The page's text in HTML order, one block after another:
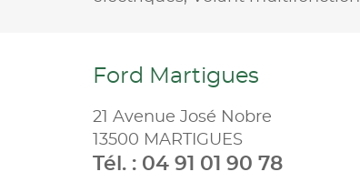
Ford Martigues
21 Avenue José Nobre
13500 MARTIGUES
Tél. : 04 91 01 90 78